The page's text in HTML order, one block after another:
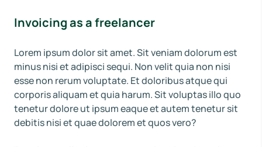
Invoicing as a freelancer
Lorem ipsum dolor sit amet. Sit veniam dolorum est
minus nisi et adipisci sequi. Non velit quia non nisi
esse non rerum voluptate. Et doloribus atque qui
corporis aliquam et quia harum. Sit voluptas illo quo
tenetur dolore ut ipsum eaque et autem tenetur sit
debitis nisi et quae dolorem et quos vero?